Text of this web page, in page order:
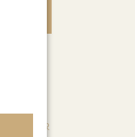
CULTUUR